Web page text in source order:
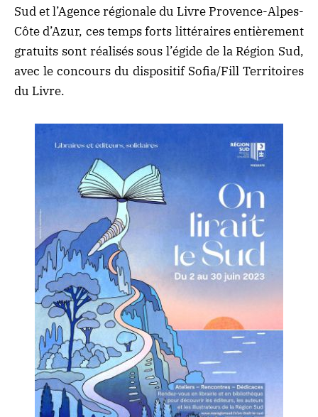
Sud et l’Agence régionale du Livre Provence-Alpes-
Côte d’Azur, ces temps forts littéraires entièrement
gratuits sont réalisés sous l’égide de la Région Sud,
avec le concours du dispositif Sofia/Fill Territoires
du Livre.